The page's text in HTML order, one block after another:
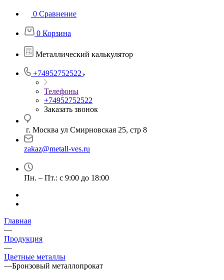
0 Сравнение
0 Корзина
Металлический калькулятор
+74952752522
Телефоны
+74952752522
Заказать звонок
г. Москва ул Смирновская 25, стр 8
zakaz@metall-ves.ru
Пн. – Пт.: с 9:00 до 18:00
Главная
—
Продукция
—
Цветные металлы
—Бронзовый металлопрокат